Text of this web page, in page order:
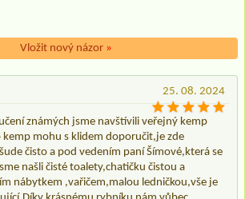
Vložit nový názor »
25. 08. 2024
známých jsme navštívili veřejný kemp
mohu s klidem doporučit,je zde
čisto a pod vedením paní Šímové,která se
našli čisté toalety,chatičku čistou a
nábytkem ,vařičem,malou ledničkou,vše je